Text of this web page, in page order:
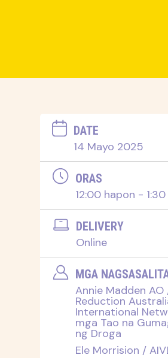
DATE
14 Mayo 2025
ORAS
12:00 hapon -
DELIVERY
Online
MGA
Annie Madden AO
Reduction
International
mga Tao na
ng Droga
Ele Morrision /